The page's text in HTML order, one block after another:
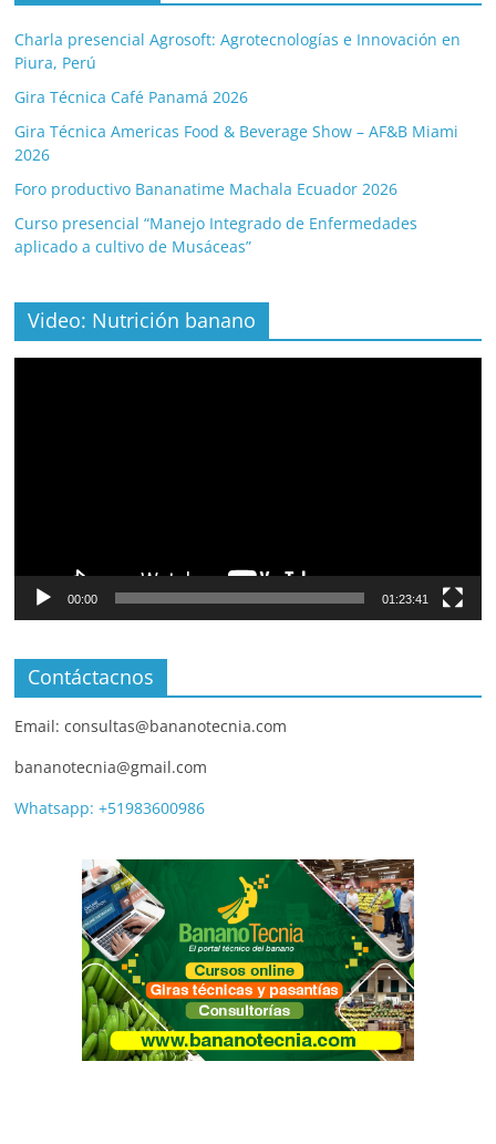
Charla presencial Agrosoft: Agrotecnologías e Innovación en
Piura, Perú
Gira Técnica Café Panamá 2026
Gira Técnica Americas Food & Beverage Show – AF&B Miami
2026
Foro productivo Bananatime Machala Ecuador 2026
Curso presencial “Manejo Integrado de Enfermedades
aplicado a cultivo de Musáceas”
Video: Nutrición banano
00:00 01:23:41
Contáctacnos
Email: consultas@bananotecnia.com
bananotecnia@gmail.com
Whatsapp: +51983600986